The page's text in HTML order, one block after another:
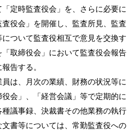
定時監査役会」を、さらに必要に
役会」を開催し、監査所見、監査
ついて監査役相互で意見を交換す
取締役会」において監査役会報告
告する。
は、月次の業績、財務の状況等に
会」、「経営会議」等で定期的に
議事録、決裁書その他業務の執行
書等については、常勤監査役への